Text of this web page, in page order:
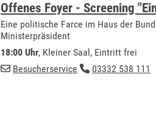
Offenes Foyer - Screening
Eine politische Farce im Haus der
Ministerpräsident
18:00 Uhr, Kleiner Saal, Eintritt frei
Besucherservice
03332 538 111